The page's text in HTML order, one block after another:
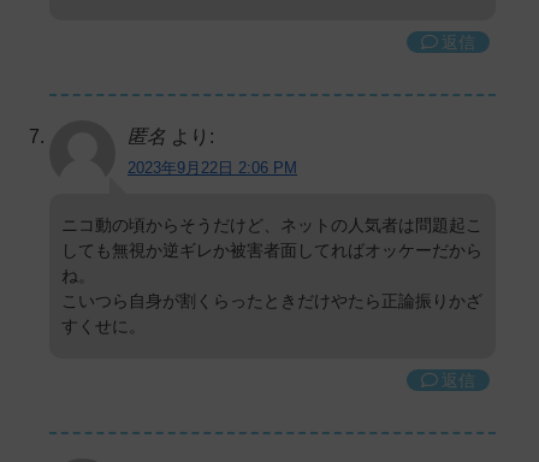
返信
匿名 より:
2023年9月22日 2:06 PM
ニコ動の頃からそうだけど、ネットの人気者は問題起こ
しても無視か逆ギレか被害者面してればオッケーだから
ね。
こいつら自身が割くらったときだけやたら正論振りかざ
すくせに。
返信